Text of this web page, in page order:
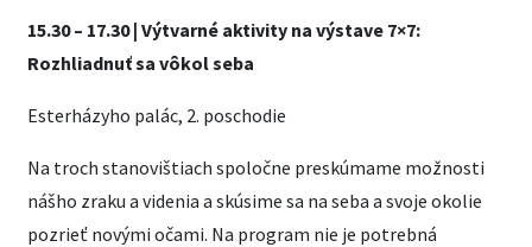
15.30 – 17.30 | Výtvarné aktivity na výstave 7×7:
Rozhliadnuť sa vôkol seba
Esterházyho palác, 2. poschodie
Na troch stanovištiach spoločne preskúmame možnosti
nášho zraku a videnia a skúsime sa na seba a svoje okolie
pozrieť novými očami. Na program nie je potrebná